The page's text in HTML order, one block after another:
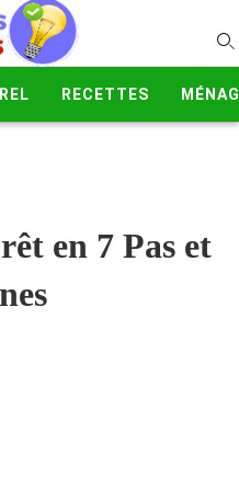
RECETTES
en 7 Pas et